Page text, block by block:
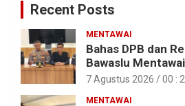
Recent Posts
MENTAWAI
Bahas DPB dan
Bawaslu
Mentawai
7 Agustus 2026 / 00 :
MENTAWAI